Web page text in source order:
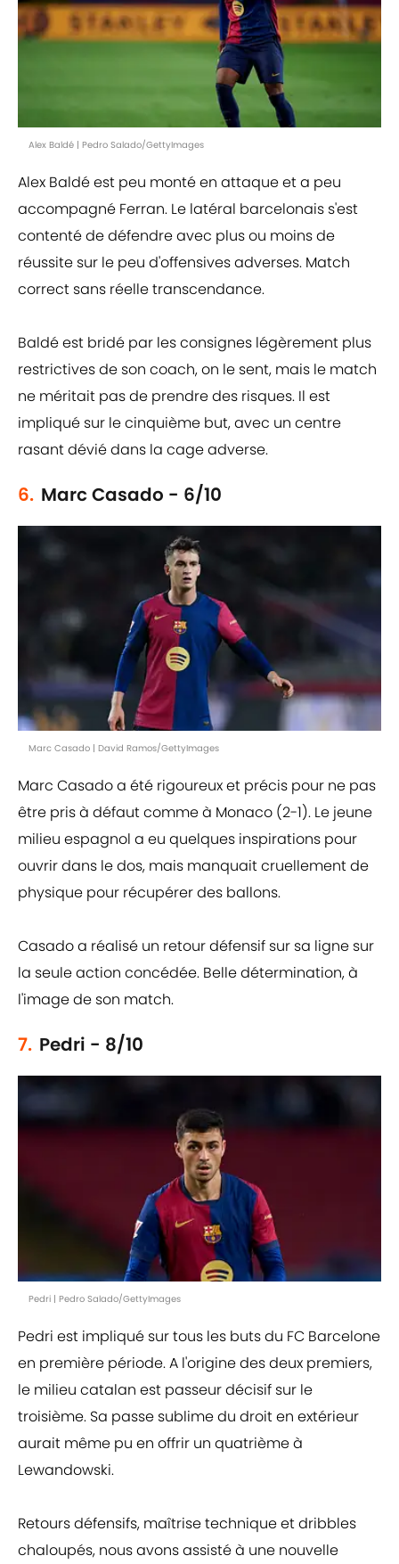
Alex Baldé | Pedro Salado/GettyImages
Alex Baldé est peu monté en attaque et a peu
accompagné Ferran. Le latéral barcelonais s'est
contenté de défendre avec plus ou moins de
réussite sur le peu d'offensives adverses. Match
correct sans réelle transcendance.
Baldé est bridé par les consignes légèrement plus
restrictives de son coach, on le sent, mais le match
ne méritait pas de prendre des risques. Il est
impliqué sur le cinquième but, avec un centre
rasant dévié dans la cage adverse.
6. Marc Casado - 6/10
Marc Casado | David Ramos/GettyImages
Marc Casado a été rigoureux et précis pour ne pas
être pris à défaut comme à Monaco (2-1). Le jeune
milieu espagnol a eu quelques inspirations pour
ouvrir dans le dos, mais manquait cruellement de
physique pour récupérer des ballons.
Casado a réalisé un retour défensif sur sa ligne sur
la seule action concédée. Belle détermination, à
l'image de son match.
7. Pedri - 8/10
Pedri | Pedro Salado/GettyImages
Pedri est impliqué sur tous les buts du FC Barcelone
en première période. A l'origine des deux premiers,
le milieu catalan est passeur décisif sur le
troisième. Sa passe sublime du droit en extérieur
aurait même pu en offrir un quatrième à
Lewandowski.
Retours défensifs, maîtrise technique et dribbles
chaloupés, nous avons assisté à une nouvelle